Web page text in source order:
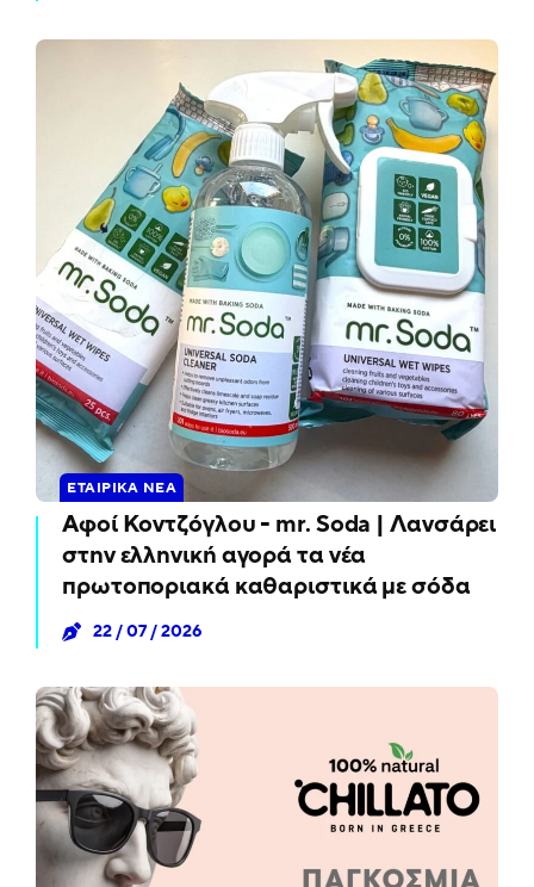
ΕΤΑΙΡΙΚΆ ΝΈΑ
Αφοί Κοντζόγλου - mr. Soda | Λανσάρει
στην ελληνική αγορά τα νέα
πρωτοποριακά καθαριστικά με σόδα
22 / 07 / 2026